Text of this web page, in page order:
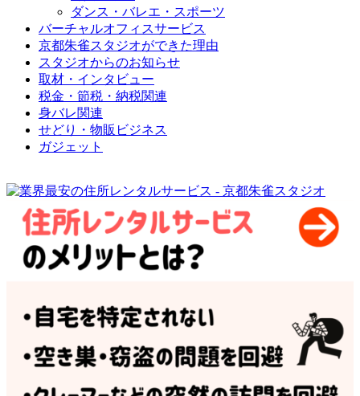
ダンス・バレエ・スポーツ
バーチャルオフィスサービス
京都朱雀スタジオができた理由
スタジオからのお知らせ
取材・インタビュー
税金・節税・納税関連
身バレ関連
せどり・物販ビジネス
ガジェット